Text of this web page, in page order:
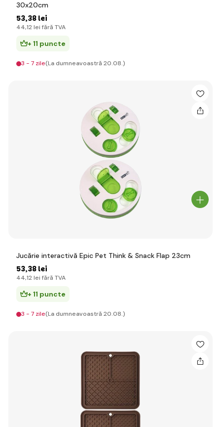
30x20cm
53,38 lei
44,12 lei fără TVA
+ 11 puncte
3 - 7 zile(La dumneavoastră 20.08.)
Jucărie interactivă Epic Pet Think & Snack Flap 23cm
53,38 lei
44,12 lei fără TVA
+ 11 puncte
3 - 7 zile(La dumneavoastră 20.08.)